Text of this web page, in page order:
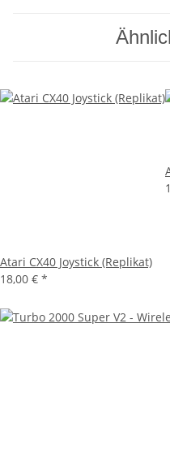
Atari CX40 Joystick (Replikat)
18,00 € *